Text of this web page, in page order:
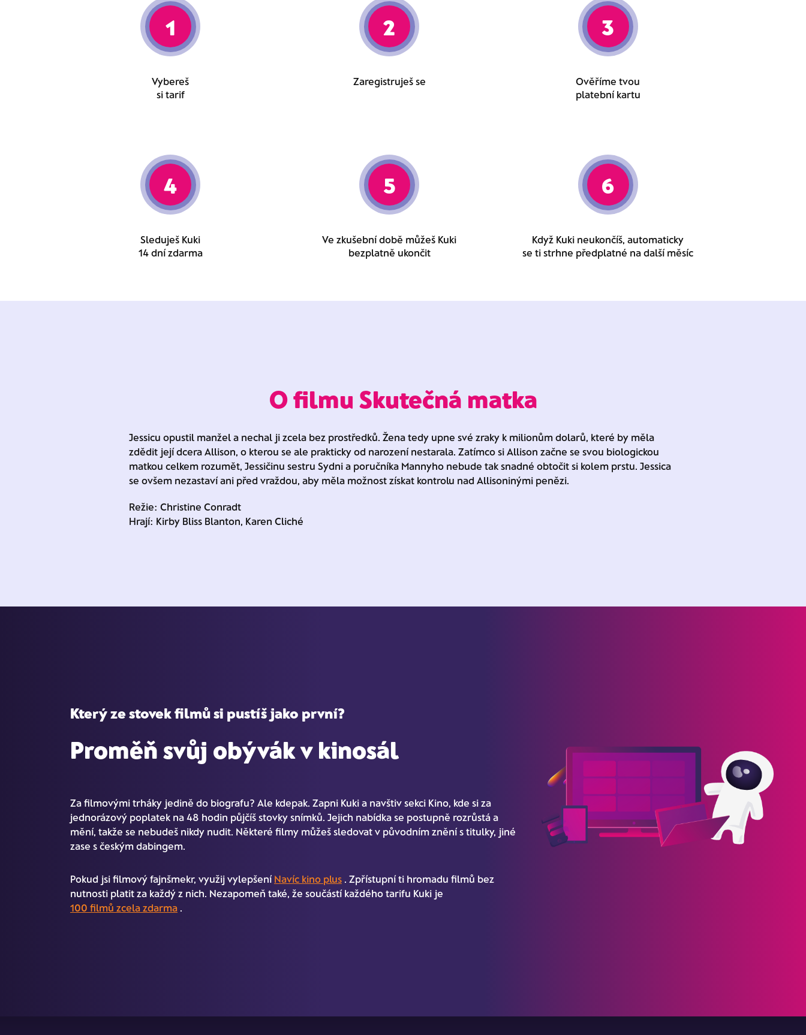
1
Vybereš
si tarif
2
Zaregistruješ se
3
Ověříme tvou
platební kartu
4
Sleduješ Kuki
14 dní zdarma
5
Ve zkušební době můžeš Kuki
bezplatně ukončit
6
Když Kuki neukončíš, automaticky
se ti strhne předplatné na další měsíc
O filmu Skutečná matka
Jessicu opustil manžel a nechal ji zcela bez prostředků. Žena tedy upne své zraky k milionům dolarů, které by měla
zdědit její dcera Allison, o kterou se ale prakticky od narození nestarala. Zatímco si Allison začne se svou biologickou
matkou celkem rozumět, Jessičinu sestru Sydni a poručníka Mannyho nebude tak snadné obtočit si kolem prstu. Jessica
se ovšem nezastaví ani před vraždou, aby měla možnost získat kontrolu nad Allisoninými penězi.
Režie: Christine Conradt
Hrají: Kirby Bliss Blanton, Karen Cliché
Který ze stovek filmů si pustíš jako první?
Proměň svůj obývák v kinosál
Za filmovými trháky jedině do biografu? Ale kdepak. Zapni Kuki a navštiv sekci Kino, kde si za
jednorázový poplatek na 48 hodin půjčíš stovky snímků. Jejich nabídka se postupně rozrůstá a
mění, takže se nebudeš nikdy nudit. Některé filmy můžeš sledovat v původním znění s titulky, jiné
zase s českým dabingem.
Pokud jsi filmový fajnšmekr, využij vylepšení Navíc kino plus . Zpřístupní ti hromadu filmů bez
nutnosti platit za každý z nich. Nezapomeň také, že součástí každého tarifu Kuki je
100 filmů zcela zdarma .